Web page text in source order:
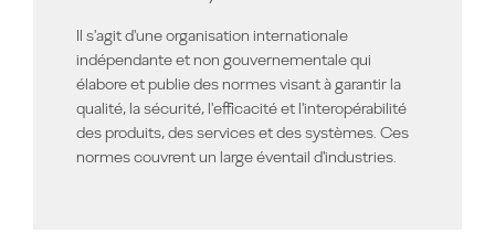
Il s'agit d'une organisation internationale
indépendante et non gouvernementale qui
élabore et publie des normes visant à garantir la
qualité, la sécurité, l'efficacité et l'interopérabilité
des produits, des services et des systèmes. Ces
normes couvrent un large éventail d'industries.